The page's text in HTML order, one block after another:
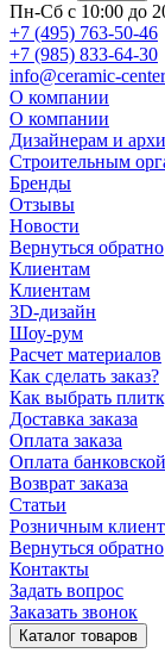
Пн-Сб с 10:00 до
+7 (495) 763-50-46
+7 (985) 833-64-30
info@ceramic-
О компании
О компании
Дизайнерам и
Строительным
Бренды
Отзывы
Новости
Вернуться обратно
Клиентам
Клиентам
3D-дизайн
Шоу-рум
Расчет материалов
Как сделать заказ?
Как выбрать
Доставка заказа
Оплата заказа
Оплата
Возврат заказа
Статьи
Розничным
Вернуться обратно
Контакты
Задать вопрос
Заказать звонок
Каталог товаров